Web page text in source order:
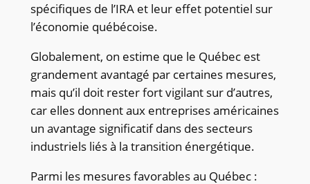
spécifiques de l’IRA et leur effet potentiel sur
l’économie québécoise.
Globalement, on estime que le Québec est
grandement avantagé par certaines mesures,
mais qu’il doit rester fort vigilant sur d’autres,
car elles donnent aux entreprises américaines
un avantage significatif dans des secteurs
industriels liés à la transition énergétique.
Parmi les mesures favorables au Québec :